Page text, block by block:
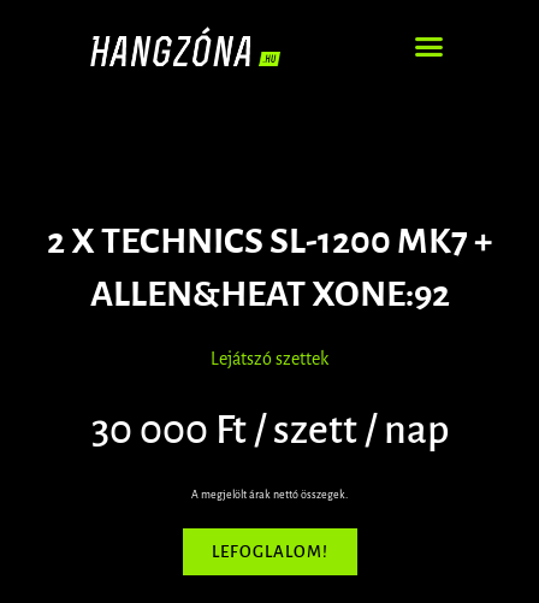
2 X TECHNICS SL-1200 MK7 +
ALLEN&HEAT XONE:92
Lejátszó szettek
30 000 Ft / szett / nap
A megjelölt árak nettó összegek.
LEFOGLALOM!